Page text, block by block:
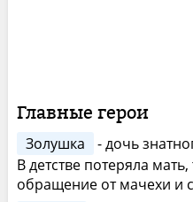
Главные герои
Золушка
- дочь
В детстве потеряла
обращение от мачехи и